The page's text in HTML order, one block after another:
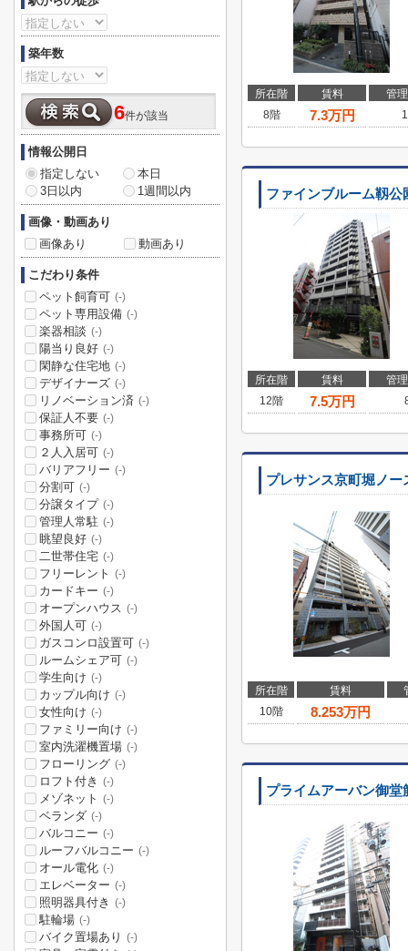
所在階 賃料
管
8階
7.3万円
ファインブルーム靱公
所在階 賃料
管
12階
7.5万円
プレサンス京町堀ノー
所在階 賃料
10階
8.253万円
プライムアーバン御堂
築年数
6件が該当
情報公開日
指定しない
本日
3日以内
1週間以内
画像・動画あり
画像あり
動画あり
こだわり条件
ペット飼育可 (-)
ペット専用設備 (-)
楽器相談 (-)
陽当り良好 (-)
閑静な住宅地 (-)
デザイナーズ (-)
リノベーション済 (-)
保証人不要 (-)
事務所可 (-)
２人入居可 (-)
バリアフリー (-)
分割可 (-)
分譲タイプ (-)
管理人常駐 (-)
眺望良好 (-)
二世帯住宅 (-)
フリーレント (-)
カードキー (-)
オープンハウス (-)
外国人可 (-)
ガスコンロ設置可 (-)
ルームシェア可 (-)
学生向け (-)
カップル向け (-)
女性向け (-)
ファミリー向け (-)
室内洗濯機置場 (-)
フローリング (-)
ロフト付き (-)
メゾネット (-)
ベランダ (-)
バルコニー (-)
ルーフバルコニー (-)
オール電化 (-)
エレベーター (-)
照明器具付き (-)
駐輪場 (-)
バイク置場あり (-)